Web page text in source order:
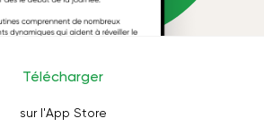
Télécharger
sur l'App Store